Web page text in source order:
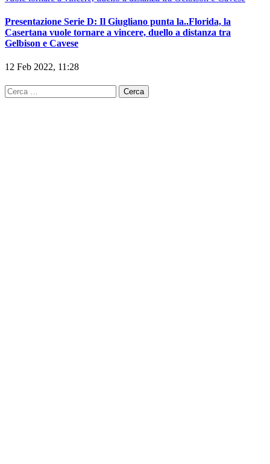
Presentazione Serie D: Il Giugliano punta la..Florida, la
Casertana vuole tornare a vincere, duello a distanza tra
Gelbison e Cavese
12 Feb 2022, 11:28
Ricerca
per: